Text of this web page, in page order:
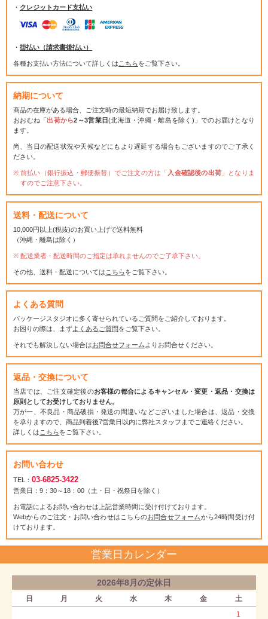
・ クレジットカード支払い
・ 掛払い（請求書後払い）
各種お支払い方法について詳しくは こちらをご覧下さい。
納期について
商品の在庫がある場合、ご注文時の最短納期でお届け致します。
おおむね「出荷から2～3営業日(北海道・沖縄・離島を除く)」でのお届けとなり
ます。
尚、当日の配送状況や天候などにもより遅延する場合もございますのでご了承く
ださい。
前払い（銀行振込・郵便振替）でご注文の方は「 入金確認後の出荷 」となりま
すのでご注意下さい。
送料・配送について
10,000円以上(税抜)のお買い上げで送料無料
（沖縄・離島は除く）
配送業者・配送時間のご指定は承れませんのでご了承下さい。
その他、送料・配送については こちらをご覧下さい。
よくある質問
パッケージスタジオに多く寄せられているご質問をご紹介しております。
お困りの際は、まずよくあるご質問をご覧下さい。
それでも解決しない場合はお問合せフォーム よりお問合せください。
返品・交換について
当店では、ご注文確定後のお客様の都合によるキャンセル・変更・返品・交換は
原則としてお受けしておりません。
万が一、不良品・商品破損・発送の間違いなどございました場合は、返品・交換
を承りますので、商品到着後7営業日以内に弊社スタッフまでご連絡ください。
詳しくは こちらをご覧下さい。
お問い合わせ
TEL： 03-6825-3422
営業日：9：30～18：00（土・日・祝祭日を除く）
お電話によるお問い合わせは上記営業時間に受け付けております。
Webからのご注文・お問い合わせはこちらのお問合せフォームから24時間受け付
けております。
営業日カレンダー
2026年8月の定休日
日 月 火 水 木 金
土
1